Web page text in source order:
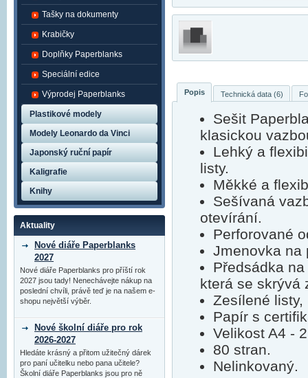
Popis Technická data (6)
Sešit
klasickou
Lehký a
listy.
Měkké a
Sešívaná
otevírání.
Perforované
Jmenovka na
Předsádka
která se skrývá
Zesílené
Papír s
Velikost A4 -
80 stran.
Nelinkovaný.
Tašky na dokumenty
Krabičky
Doplňky Paperblanks
Speciální edice
Výprodej Paperblanks
Plastikové modely
Modely Leonardo da Vinci
Japonský ruční papír
Kaligrafie
Knihy
Aktuality
Nové diáře Paperblanks
2027
Nové diáře Paperblanks pro příští rok
2027 jsou tady! Nenechávejte nákup na
poslední chvíli, právě teď je na našem e-
shopu největší výběr.
Nové školní diáře pro rok
2026-2027
Hledáte krásný a přitom užitečný dárek
pro paní učitelku nebo pana učitele?
Školní diáře Paperblanks jsou pro ně